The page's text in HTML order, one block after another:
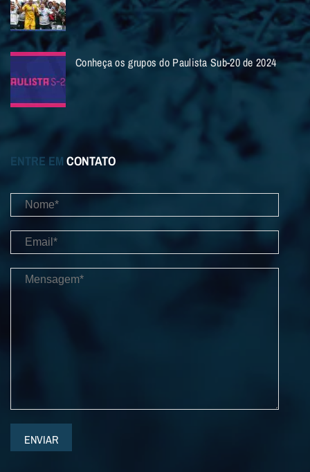
Conheça os grupos do Paulista Sub-20 de 2024
ENTRE EM CONTATO
ENVIAR